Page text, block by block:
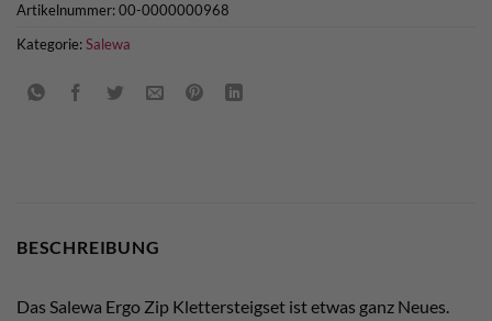
Artikelnummer:00-0000000968
Kategorie:Salewa
BESCHREIBUNG
Das Salewa Ergo Zip Klettersteigset ist etwas ganz Neues.